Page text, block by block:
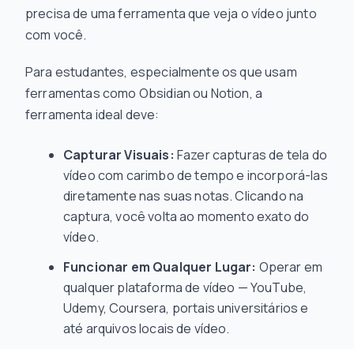
precisa de uma ferramenta que veja o vídeo junto
com você.
Para estudantes, especialmente os que usam
ferramentas como Obsidian ou Notion, a
ferramenta ideal deve:
Capturar Visuais: Fazer capturas de tela do
vídeo com carimbo de tempo e incorporá-las
diretamente nas suas notas. Clicando na
captura, você volta ao momento exato do
vídeo.
Funcionar em Qualquer Lugar: Operar em
qualquer plataforma de vídeo — YouTube,
Udemy, Coursera, portais universitários e
até arquivos locais de vídeo.